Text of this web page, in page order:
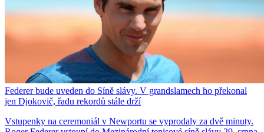
Federer bude uveden do Síně slávy. V grandslamech ho překonal
jen Djokovič, řadu rekordů stále drží
Vstupenky na ceremoniál v Newportu se vyprodaly za dvě minuty.